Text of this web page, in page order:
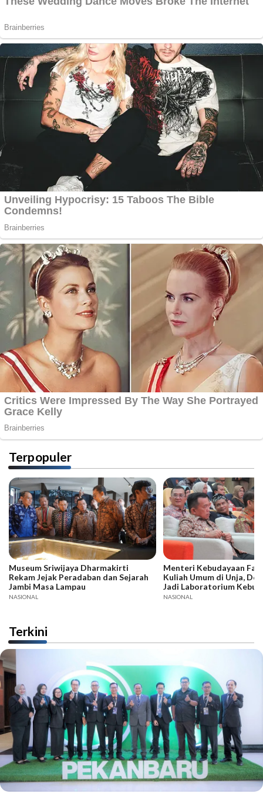
Terpopuler
Museum Sriwijaya Dharmakirti
Rekam Jejak Peradaban dan Sejarah
Jambi Masa Lampau
NASIONAL
Menteri Kebudayaan
Kuliah Umum di Unja,
Jadi Laboratorium
NASIONAL
Terkini